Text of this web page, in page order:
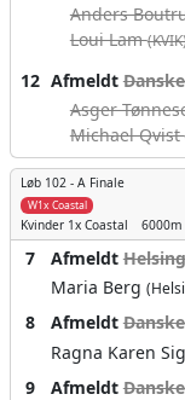
Anders
Loui Lam
12 Afmeldt
Asger
Michael Qvist
Løb 102 - A Finale
W1x Coastal
Kvinder 1x Coastal 6000m
7 Afmeldt
Maria Berg
8 Afmeldt
Ragna Karen
9 Afmeldt